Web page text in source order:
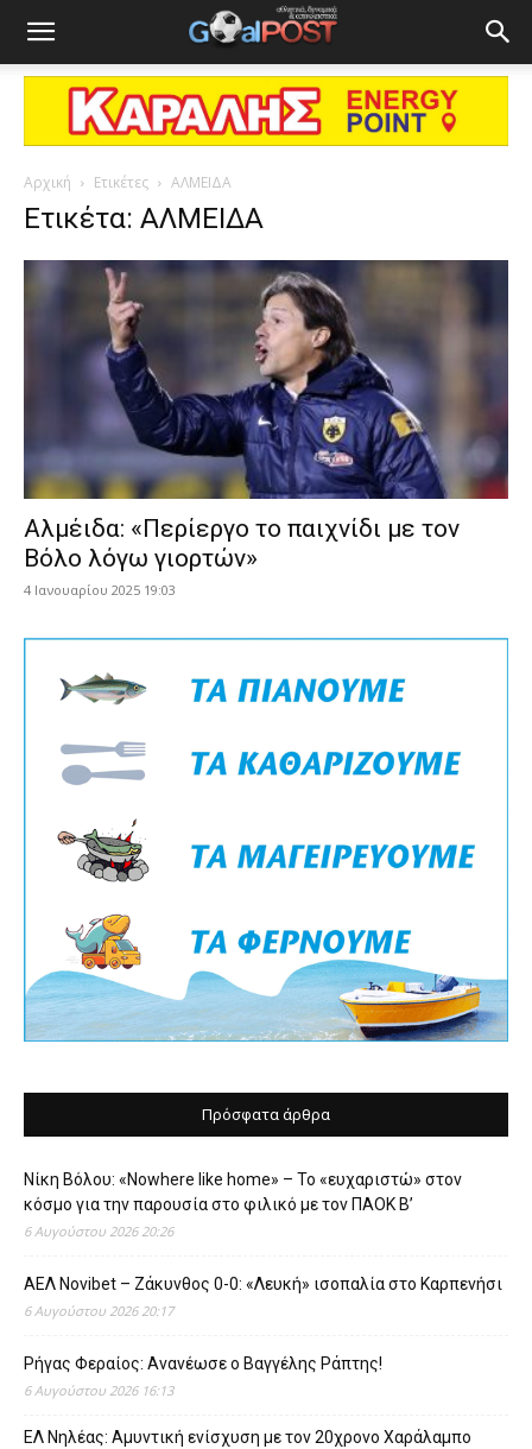
Αρχική Ετικέτες ΑΛΜΕΙΔΑ
Ετικέτα: ΑΛΜΕΙΔΑ
Αλμέιδα: «Περίεργο το παιχνίδι με τον
Βόλο λόγω γιορτών»
4 Ιανουαρίου 2025 19:03
Πρόσφατα άρθρα
Νίκη Βόλου: «Nowhere like home» – Το «ευχαριστώ» στον
κόσμο για την παρουσία στο φιλικό με τον ΠΑΟΚ Β’
6 Αυγούστου 2026 20:26
ΑΕΛ Novibet – Ζάκυνθος 0-0: «Λευκή» ισοπαλία στο Καρπενήσι
6 Αυγούστου 2026 20:17
Ρήγας Φεραίος: Ανανέωσε ο Βαγγέλης Ράπτης!
6 Αυγούστου 2026 16:13
ΕΛ Νηλέας: Αμυντική ενίσχυση με τον 20χρονο Χαράλαμπο